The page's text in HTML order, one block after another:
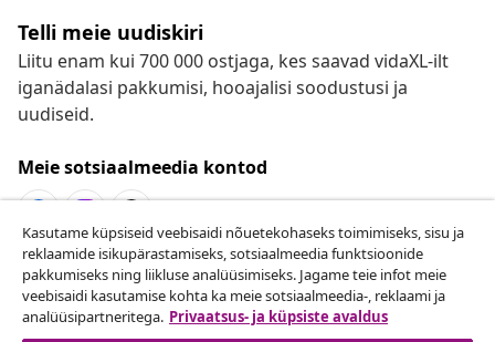
Telli meie uudiskiri
Liitu enam kui 700 000 ostjaga, kes saavad vidaXL-ilt
iganädalasi pakkumisi, hooajalisi soodustusi ja
uudiseid.
Meie sotsiaalmeedia kontod
Lepingust taganemine
Esita oma tellimuse kohta tagastamissoov.
Kasutame küpsiseid veebisaidi nõuetekohaseks toimimiseks, sisu ja
reklaamide isikupärastamiseks, sotsiaalmeedia funktsioonide
pakkumiseks ning liikluse analüüsimiseks. Jagame teie infot meie
veebisaidi kasutamise kohta ka meie sotsiaalmeedia-, reklaami ja
analüüsipartneritega. Privaatsus- ja küpsiste avaldus